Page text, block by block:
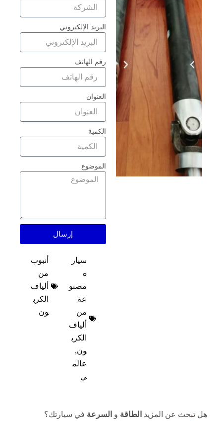
البريد الإلكتروني
رقم الهاتف
العنوان
الكمية
الموضوع
إرسال
سيار
ة
مصنو
عة
من
ألياف
الكرب
ون,
عالم
ي
أنبوب
من
ألياف
الكرب
ون​
هل تبحث عن المزيد الطاقة و السرعة في سيارتك؟